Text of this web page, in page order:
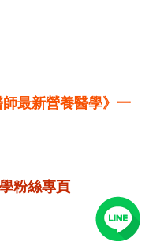
最新營養醫學》一
粉絲專頁